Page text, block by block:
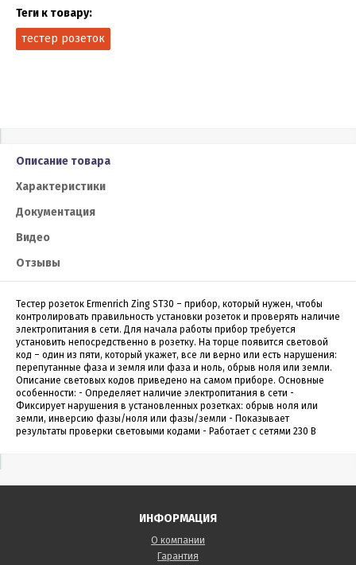
Теги к товару:
тестер розеток
Описание товара
Характеристики
Документация
Видео
Отзывы
Тестер розеток Ermenrich Zing ST30 – прибор, который нужен, чтобы
контролировать правильность установки розеток и проверять наличие
электропитания в сети. Для начала работы прибор требуется
установить непосредственно в розетку. На торце появится световой
код – один из пяти, который укажет, все ли верно или есть нарушения:
перепутанные фаза и земля или фаза и ноль, обрыв ноля или земли.
Описание световых кодов приведено на самом приборе. Основные
особенности: - Определяет наличие электропитания в сети -
Фиксирует нарушения в установленных розетках: обрыв ноля или
земли, инверсию фазы/ноля или фазы/земли - Показывает
результаты проверки световыми кодами - Работает с сетями 230 В
ИНФОРМАЦИЯ
О компании
Гарантия